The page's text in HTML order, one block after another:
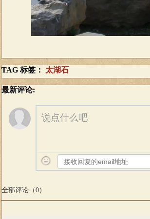
TAG 标签： 太湖石
最新评论:
说点什么吧
全部评论（0）